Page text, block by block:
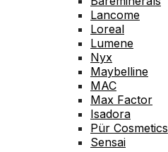
Lancome
Loreal
Lumene
Nyx
Maybelline
MAC
Max Factor
Isadora
Pür Cosmetics
Sensai